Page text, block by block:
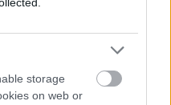
storage
on web or